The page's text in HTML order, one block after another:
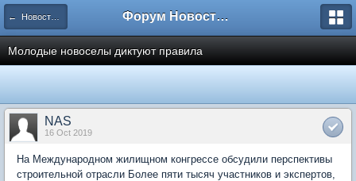
← Новости рынка недвижимости Форум Новостройки
Молодые новоселы диктуют правила
NAS
16 Oct 2019
На Международном жилищном конгрессе обсудили перспективы
строительной отрасли Более пяти тысяч участников и экспертов,